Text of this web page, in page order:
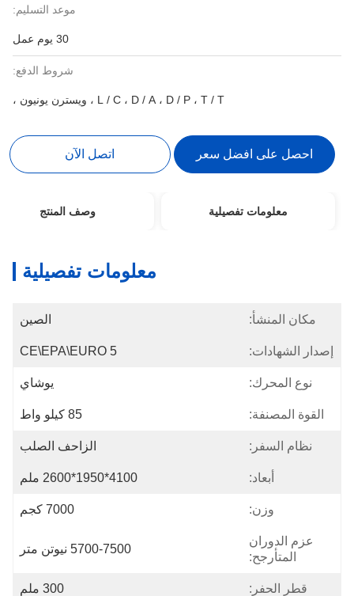
موعد التسليم:
30 يوم عمل
شروط الدفع:
L / C ، D / A ، D / P ، T / T ، ويسترن يونيون ،
احصل على افضل سعر اتصل الآن
معلومات تفصيلية وصف المنتج
معلومات تفصيلية
مكان المنشأ: الصين
إصدار الشهادات: CE\EPA\EURO 5
نوع المحرك: يوشاي
القوة المصنفة: 85 كيلو واط
نظام السفر: الزاحف الصلب
أبعاد: 4100*1950*2600 ملم
وزن: 7000 كجم
عزم الدوران
المتأرجح:
5700-7500 نيوتن متر
قطر الحفر: 300 ملم